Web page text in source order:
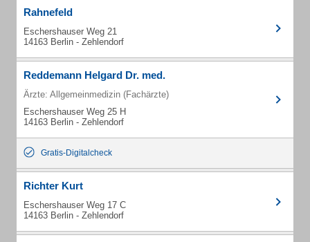
Rahnefeld
Eschershauser Weg 21
14163 Berlin - Zehlendorf
Reddemann Helgard Dr. med.
Ärzte: Allgemeinmedizin (Fachärzte)
Eschershauser Weg 25 H
14163 Berlin - Zehlendorf
Gratis-Digitalcheck
Richter Kurt
Eschershauser Weg 17 C
14163 Berlin - Zehlendorf